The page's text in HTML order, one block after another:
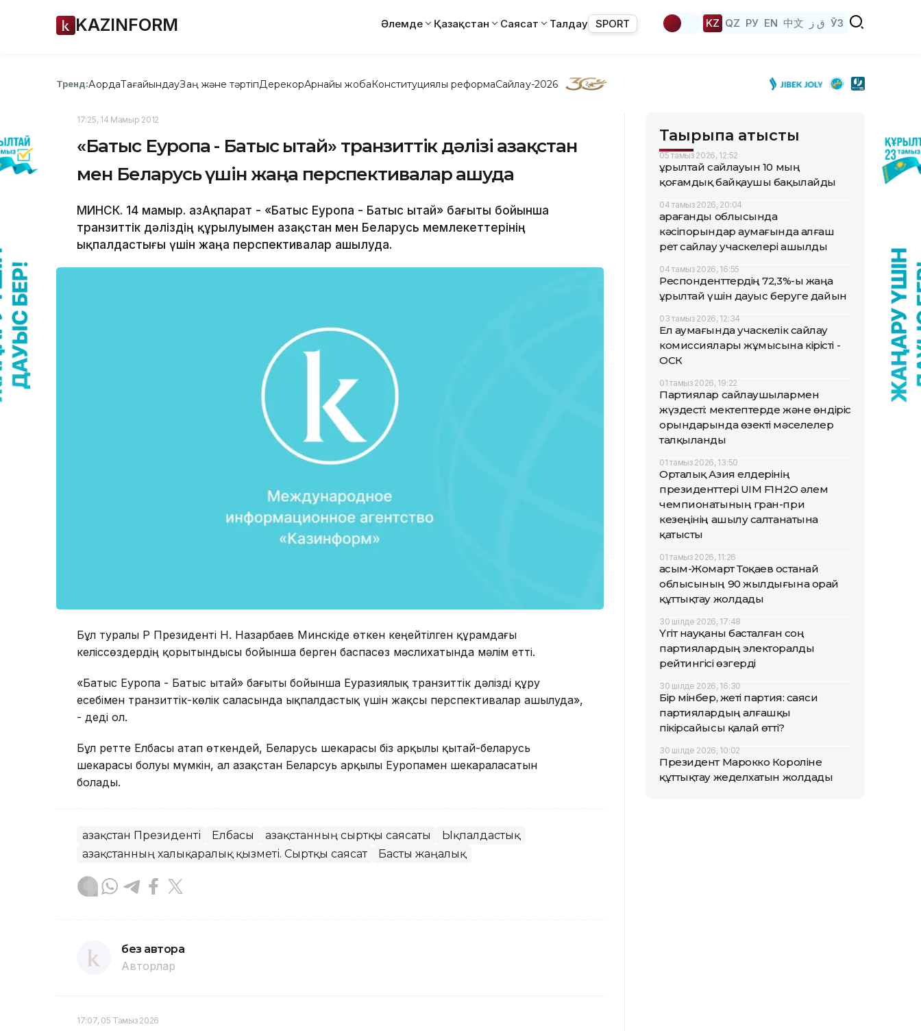
KAZINFORM Әлемде Қазақстан Саясат Талдау SPORT KZ QZ РУ EN 中文 ق ز ЎЗ
Тренд:АқордаТағайындауЗаң және тәртіпДерекқорАрнайы жобаКонституциялық реформаСайлау-2026
17:25, 14 Мамыр 2012
«Батыс Еуропа - Батыс Қытай» транзиттік дәлізі Қазақстан
мен Беларусь үшін жаңа перспективалар ашуда
МИНСК. 14 мамыр. ҚазАқпарат - «Батыс Еуропа - Батыс Қытай» бағыты бойынша
транзиттік дәліздің құрылуымен Қазақстан мен Беларусь мемлекеттерінің
ықпалдастығы үшін жаңа перспективалар ашылуда.
Бұл туралы ҚР Президенті Н. Назарбаев Минскіде өткен кеңейтілген құрамдағы
келіссөздердің қорытындысы бойынша берген баспасөз мәслихатында мәлім етті.
«Батыс Еуропа - Батыс Қытай» бағыты бойынша Еуразиялық транзиттік дәлізді құру
есебімен транзиттік-көлік саласында ықпалдастық үшін жақсы перспективалар ашылуда»,
- деді ол.
Бұл ретте Елбасы атап өткендей, Беларусь шекарасы біз арқылы қытай-беларусь
шекарасы болуы мүмкін, ал Қазақстан Беларсуь арқылы Еуропамен шекараласатын
болады.
Қазақстан Президенті Елбасы Қазақстанның сыртқы саясаты
Ықпалдастық
Қазақстанның халықаралық қызметі. Сыртқы саясат
Басты жаңалық
без автора
Авторлар
17:07, 05 Тамыз 2026
Тақырыпқа қатысты
05 тамыз 2026, 12:52
Құрылтай сайлауын 10 мың
қоғамдық байқаушы бақылайды
04 тамыз 2026, 20:04
Қарағанды облысында
кәсіпорындар аумағында алғаш
рет сайлау учаскелері ашылды
04 тамыз 2026, 16:55
Респонденттердің 72,3%-ы жаңа
Құрылтай үшін дауыс беруге дайын
03 тамыз 2026, 12:34
Ел аумағында учаскелік сайлау
комиссиялары жұмысына кірісті -
ОСК
01 тамыз 2026, 19:22
Партиялар сайлаушылармен
жүздесті: мектептерде және өндіріс
орындарында өзекті мәселелер
талқыланды
01 тамыз 2026, 13:50
Орталық Азия елдерінің
президенттері UIM F1H2O әлем
чемпионатының гран-при
кезеңінің ашылу салтанатына
қатысты
01 тамыз 2026, 11:26
Қасым-Жомарт Тоқаев Қостанай
облысының 90 жылдығына орай
құттықтау жолдады
30 шілде 2026, 17:48
Үгіт науқаны басталған соң
партиялардың электоралды
рейтингісі өзгерді
30 шілде 2026, 16:30
Бір мінбер, жеті партия: саяси
партиялардың алғашқы
пікірсайысы қалай өтті?
30 шілде 2026, 10:02
Президент Марокко Короліне
құттықтау жеделхатын жолдады